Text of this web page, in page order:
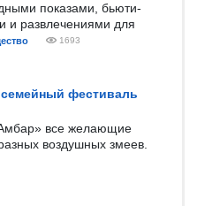
показами, бьюти-
и развлечениями для
1693
фестиваль
все желающие
воздушных змеев.